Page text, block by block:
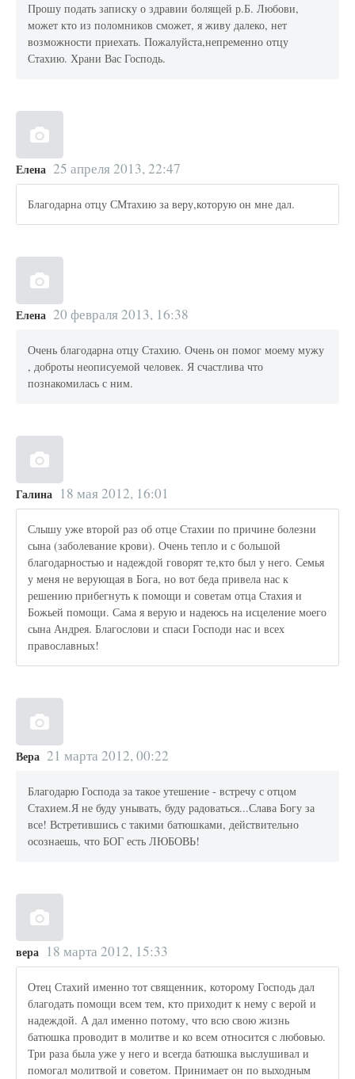
Прошу подать записку о здравии болящей р.Б. Любови,
может кто из поломников сможет, я живу далеко, нет
возможности приехать. Пожалуйста,непременно отцу
Стахию. Храни Вас Господь.
Елена 25 апреля 2013, 22:47
Благодарна отцу СМтахию за веру,которую он мне дал.
Елена 20 февраля 2013, 16:38
Очень благодарна отцу Стахию. Очень он помог моему мужу
, доброты неописуемой человек. Я счастлива что
познакомилась с ним.
Галина 18 мая 2012, 16:01
Слышу уже второй раз об отце Стахии по причине болезни
сына (заболевание крови). Очень тепло и с большой
благодарностью и надеждой говорят те,кто был у него. Семья
у меня не верующая в Бога, но вот беда привела нас к
решению прибегнуть к помощи и советам отца Стахия и
Божьей помощи. Сама я верую и надеюсь на исцеление моего
сына Андрея. Благослови и спаси Господи нас и всех
православных!
Вера 21 марта 2012, 00:22
Благодарю Господа за такое утешение - встречу с отцом
Стахием.Я не буду унывать, буду радоваться...Слава Богу за
все! Встретившись с такими батюшками, действительно
осознаешь, что БОГ есть ЛЮБОВЬ!
вера 18 марта 2012, 15:33
Отец Стахий именно тот священник, которому Господь дал
благодать помощи всем тем, кто приходит к нему с верой и
надеждой. А дал именно потому, что всю свою жизнь
батюшка проводит в молитве и ко всем относится с любовью.
Три раза была уже у него и всегда батюшка выслушивал и
помогал молитвой и советом. Принимает он по выходным